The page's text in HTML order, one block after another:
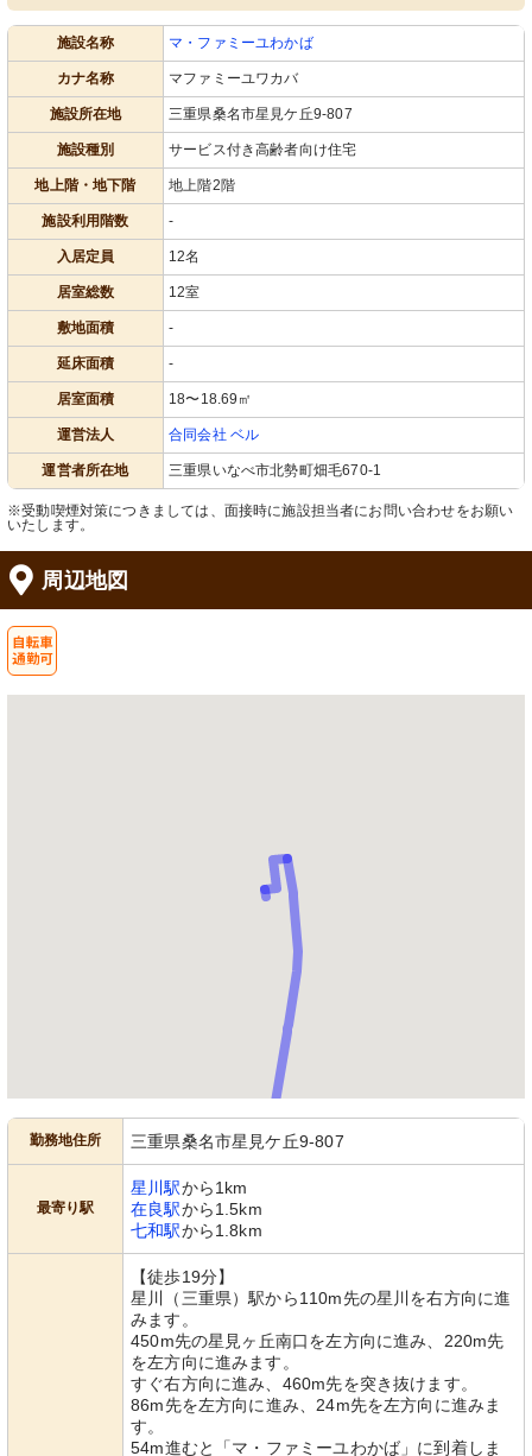
施設名称 マ・ファミーユわかば
カナ名称 マファミーユワカバ
施設所在地 三重県桑名市星見ケ丘9-807
施設種別 サービス付き高齢者向け住宅
地上階・地下階 地上階2階
施設利用階数 -
入居定員 12名
居室総数 12室
敷地面積 -
延床面積 -
居室面積 18〜18.69㎡
運営法人 合同会社 ベル
運営者所在地 三重県いなべ市北勢町畑毛670-1
※受動喫煙対策につきましては、面接時に施設担当者にお問い合わせをお願い
いたします。
周辺地図
勤務地住所 三重県桑名市星見ケ丘9-807
最寄り駅
星川駅から1km
在良駅から1.5km
七和駅から1.8km
【徒歩19分】
星川（三重県）駅から110m先の星川を右方向に進
みます。
450m先の星見ヶ丘南口を左方向に進み、220m先
を左方向に進みます。
すぐ右方向に進み、460m先を突き抜けます。
86m先を左方向に進み、24m先を左方向に進みま
す。
54m進むと「マ・ファミーユわかば」に到着しま